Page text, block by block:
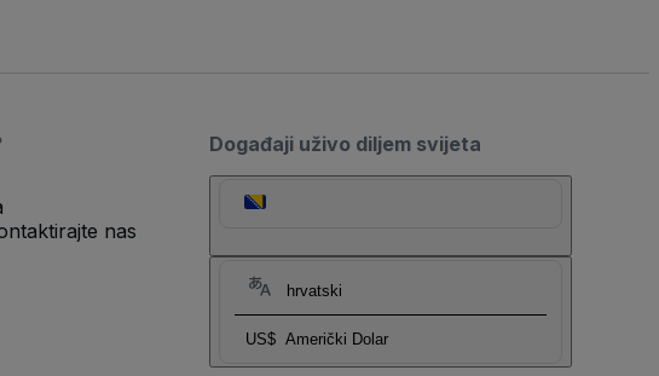
Događaji uživo diljem svijeta
hrvatski
US$ Američki Dolar
nas